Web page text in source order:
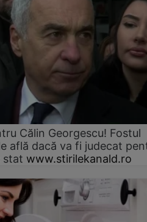
Călin Georgescu! Fostul
află dacă va fi judecat
stat www.stirilekanald.ro